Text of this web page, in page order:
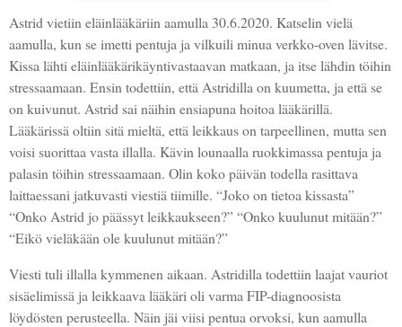
Astrid vietiin eläinlääkäriin aamulla 30.6.2020. Katselin vielä
aamulla, kun se imetti pentuja ja vilkuili minua verkko-oven lävitse.
Kissa lähti eläinlääkärikäyntivastaavan matkaan, ja itse lähdin töihin
stressaamaan. Ensin todettiin, että Astridilla on kuumetta, ja että se
on kuivunut. Astrid sai näihin ensiapuna hoitoa lääkärillä.
Lääkärissä oltiin sitä mieltä, että leikkaus on tarpeellinen, mutta sen
voisi suorittaa vasta illalla. Kävin lounaalla ruokkimassa pentuja ja
palasin töihin stressaamaan. Olin koko päivän todella rasittava
laittaessani jatkuvasti viestiä tiimille. “Joko on tietoa kissasta”
“Onko Astrid jo päässyt leikkaukseen?” “Onko kuulunut mitään?”
“Eikö vieläkään ole kuulunut mitään?”
Viesti tuli illalla kymmenen aikaan. Astridilla todettiin laajat vauriot
sisäelimissä ja leikkaava lääkäri oli varma FIP-diagnoosista
löydösten perusteella. Näin jäi viisi pentua orvoksi, kun aamulla